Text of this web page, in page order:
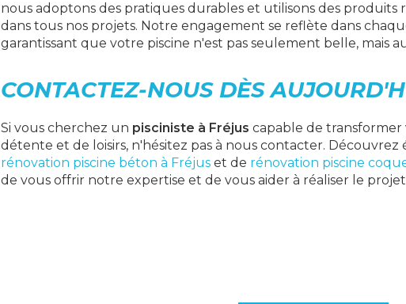
nous adoptons des pratiques durables et utilisons des
dans tous nos projets. Notre engagement se reflète dans
garantissant que votre piscine n'est pas seulement belle, mais
CONTACTEZ-NOUS DÈS
Si vous cherchez un pisciniste à Fréjus capable de transformer
détente et de loisirs, n'hésitez pas à nous contacter. Découvrez
rénovation piscine béton à Fréjus et de rénovation piscine
de vous offrir notre expertise et de vous aider à réaliser le projet